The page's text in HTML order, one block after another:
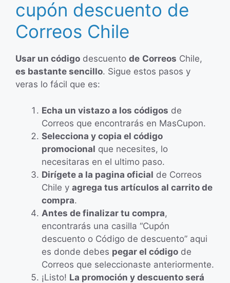
cupón descuento de
Correos Chile
Usar un código descuento de Correos Chile,
es bastante sencillo. Sigue estos pasos y
veras lo fácil que es:
Echa un vistazo a los códigos de
Correos que encontrarás en MasCupon.
Selecciona y copia el código
promocional que necesites, lo
necesitaras en el ultimo paso.
Dirígete a la pagina oficial de Correos
Chile y agrega tus artículos al carrito de
compra.
Antes de finalizar tu compra,
encontrarás una casilla “Cupón
descuento o Código de descuento” aqui
es donde debes pegar el código de
Correos que seleccionaste anteriormente.
¡Listo! La promoción y descuento será